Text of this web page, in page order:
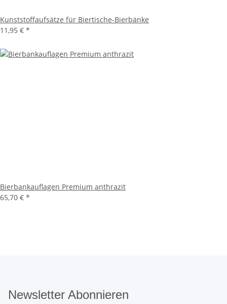
Kunststoffaufsätze für Biertische-Bierbänke
11,95 € *
Bierbankauflagen Premium anthrazit
65,70 € *
Newsletter Abonnieren